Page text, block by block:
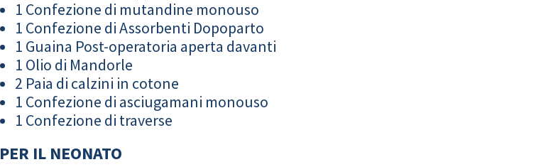
1 Confezione di mutandine monouso
1 Confezione di Assorbenti Dopoparto
1 Guaina Post-operatoria aperta davanti
1 Olio di Mandorle
2 Paia di calzini in cotone
1 Confezione di asciugamani monouso
1 Confezione di traverse
PER IL NEONATO